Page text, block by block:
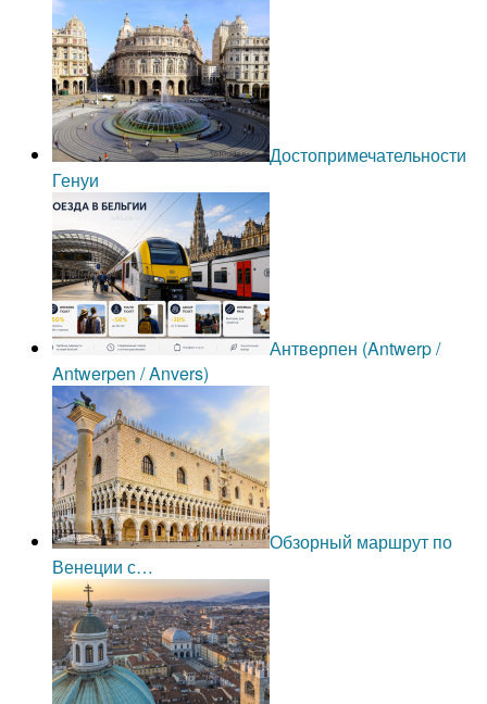
Достопримечательности
Генуи
Антверпен (Antwerp /
Antwerpen / Anvers)
Обзорный маршрут по
Венеции с…